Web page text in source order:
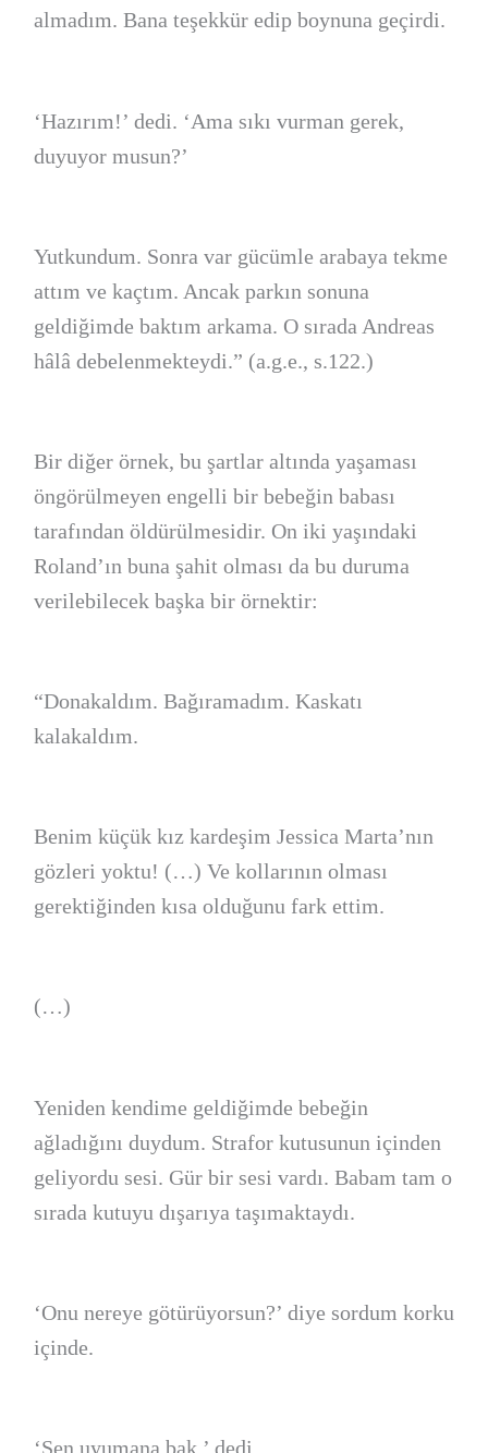
almadım. Bana teşekkür edip boynuna geçirdi.
‘Hazırım!’ dedi. ‘Ama sıkı vurman gerek,
duyuyor musun?’
Yutkundum. Sonra var gücümle arabaya tekme
attım ve kaçtım. Ancak parkın sonuna
geldiğimde baktım arkama. O sırada Andreas
hâlâ debelenmekteydi.” (a.g.e., s.122.)
Bir diğer örnek, bu şartlar altında yaşaması
öngörülmeyen engelli bir bebeğin babası
tarafından öldürülmesidir. On iki yaşındaki
Roland’ın buna şahit olması da bu duruma
verilebilecek başka bir örnektir:
“Donakaldım. Bağıramadım. Kaskatı
kalakaldım.
Benim küçük kız kardeşim Jessica Marta’nın
gözleri yoktu! (…) Ve kollarının olması
gerektiğinden kısa olduğunu fark ettim.
(…)
Yeniden kendime geldiğimde bebeğin
ağladığını duydum. Strafor kutusunun içinden
geliyordu sesi. Gür bir sesi vardı. Babam tam o
sırada kutuyu dışarıya taşımaktaydı.
‘Onu nereye götürüyorsun?’ diye sordum korku
içinde.
‘Sen uyumana bak.’ dedi.